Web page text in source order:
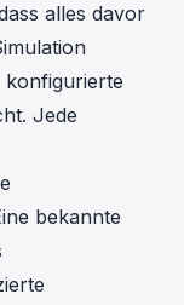
alles davor
konfigurierte
Jede
bekannte